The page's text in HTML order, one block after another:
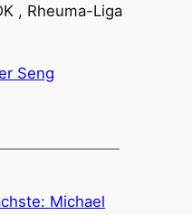
, Rheuma-Liga
Seng
Michael